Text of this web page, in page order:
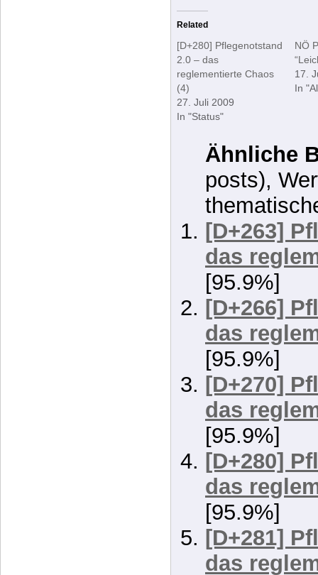
statt Heim
Related
[D+280] Pflegenotstand
2.0 – das
27. Juli 2009
Ähnliche
posts),
[D+263]
das
[95.9%]
[D+266]
das
[95.9%]
[D+270]
das
[95.9%]
[D+280]
das
[95.9%]